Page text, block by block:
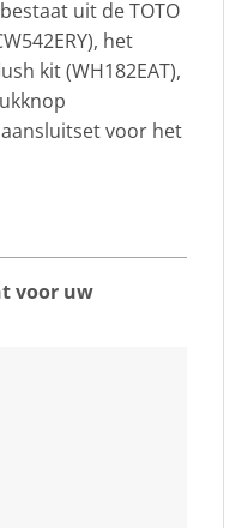
uit de TOTO
het
kit (WH182EAT),
aansluitset voor het
voor uw